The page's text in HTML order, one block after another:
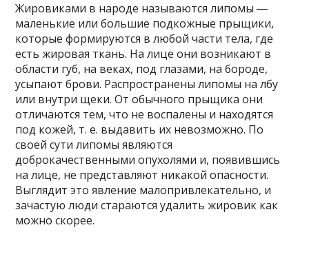
Жировиками в народе называются липомы ―
маленькие или большие подкожные прыщики,
которые формируются в любой части тела, где
есть жировая ткань. На лице они возникают в
области губ, на веках, под глазами, на бороде,
усыпают брови. Распространены липомы на лбу
или внутри щеки. От обычного прыщика они
отличаются тем, что не воспалены и находятся
под кожей, т. е. выдавить их невозможно. По
своей сути липомы являются
доброкачественными опухолями и, появившись
на лице, не представляют никакой опасности.
Выглядит это явление малопривлекательно, и
зачастую люди стараются удалить жировик как
можно скорее.